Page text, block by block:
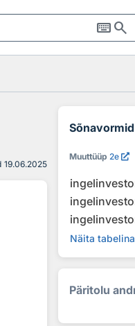
keyboardsearch
19.06.2025
Sõnavormid
Muuttüüp 2e
Näita tabelina
Päritolu